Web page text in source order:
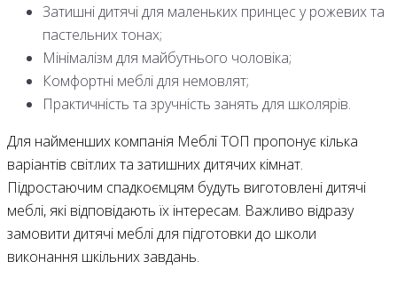
Затишні дитячі для маленьких принцес у рожевих та
пастельних тонах;
Мінімалізм для майбутнього чоловіка;
Комфортні меблі для немовлят;
Практичність та зручність занять для школярів.
Для найменших компанія Меблі ТОП пропонує кілька
варіантів світлих та затишних дитячих кімнат.
Підростаючим спадкоємцям будуть виготовлені дитячі
меблі, які відповідають їх інтересам. Важливо відразу
замовити дитячі меблі для підготовки до школи
виконання шкільних завдань.